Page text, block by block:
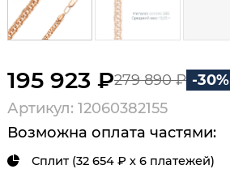
195 923 ₽279 890 ₽ -30%
Артикул: 12060382155
Возможна оплата частями:
Сплит (32 654 ₽ х 6 платежей)